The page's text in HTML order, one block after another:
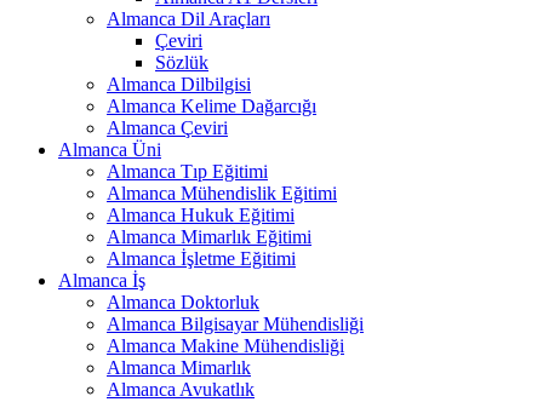
Almanca Dil Araçları
Çeviri
Sözlük
Almanca Dilbilgisi
Almanca Kelime Dağarcığı
Almanca Çeviri
Almanca Üni
Almanca Tıp Eğitimi
Almanca Mühendislik Eğitimi
Almanca Hukuk Eğitimi
Almanca Mimarlık Eğitimi
Almanca İşletme Eğitimi
Almanca İş
Almanca Doktorluk
Almanca Bilgisayar Mühendisliği
Almanca Makine Mühendisliği
Almanca Mimarlık
Almanca Avukatlık